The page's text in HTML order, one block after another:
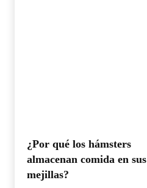
¿Por qué los hámsters
almacenan comida en sus
mejillas?